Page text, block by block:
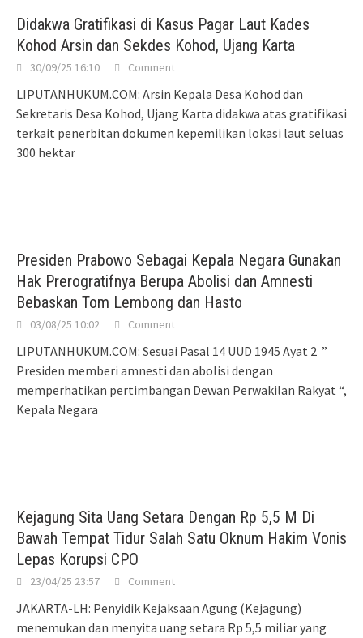
Didakwa Gratifikasi di Kasus Pagar Laut Kades
Kohod Arsin dan Sekdes Kohod, Ujang Karta
30/09/25 16:10 Comment
LIPUTANHUKUM.COM: Arsin Kepala Desa Kohod dan
Sekretaris Desa Kohod, Ujang Karta didakwa atas gratifikasi
terkait penerbitan dokumen kepemilikan lokasi laut seluas
300 hektar
Presiden Prabowo Sebagai Kepala Negara Gunakan
Hak Prerogratifnya Berupa Abolisi dan Amnesti
Bebaskan Tom Lembong dan Hasto
03/08/25 10:02 Comment
LIPUTANHUKUM.COM: Sesuai Pasal 14 UUD 1945 Ayat 2 ”
Presiden memberi amnesti dan abolisi dengan
memperhatikan pertimbangan Dewan Perwakilan Rakyat “,
Kepala Negara
Kejagung Sita Uang Setara Dengan Rp 5,5 M Di
Bawah Tempat Tidur Salah Satu Oknum Hakim Vonis
Lepas Korupsi CPO
23/04/25 23:57 Comment
JAKARTA-LH: Penyidik Kejaksaan Agung (Kejagung)
menemukan dan menyita uang setara Rp 5,5 miliar yang